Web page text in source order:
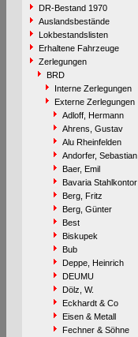
DR-Bestand 1970
Auslandsbestände
Lokbestandslisten
Erhaltene Fahrzeuge
Zerlegungen
BRD
Interne Zerlegungen
Externe Zerlegungen
Adloff, Hermann
Ahrens, Gustav
Alu Rheinfelden
Andorfer, Sebastian
Baer, Emil
Bavaria Stahlkontor
Berg, Fritz
Berg, Günter
Best
Biskupek
Bub
Deppe, Heinrich
DEUMU
Dölz, W.
Eckhardt & Co
Eisen & Metall
Fechner & Söhne